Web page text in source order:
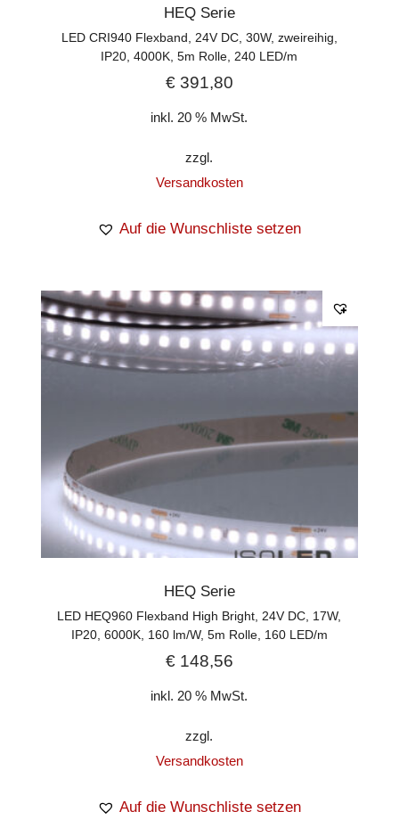
HEQ Serie
LED CRI940 Flexband, 24V DC, 30W, zweireihig,
IP20, 4000K, 5m Rolle, 240 LED/m
€391,80
inkl. 20 % MwSt.
zzgl.
Versandkosten
Auf die Wunschliste setzen
HEQ Serie
LED HEQ960 Flexband High Bright, 24V DC, 17W,
IP20, 6000K, 160 lm/W, 5m Rolle, 160 LED/m
€148,56
inkl. 20 % MwSt.
zzgl.
Versandkosten
Auf die Wunschliste setzen